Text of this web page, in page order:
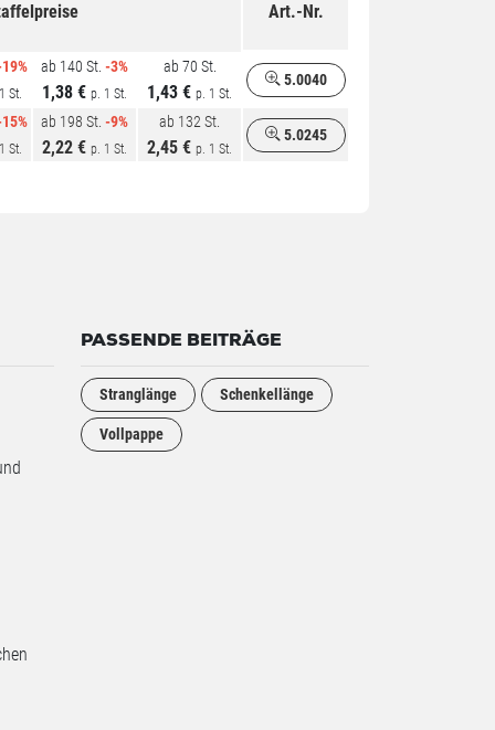
Art.-Nr.
St.
ab 140 St. -3%
1,38 € p. 1 St.
ab 70 St.
1,43 € p. 1 St.
5.0040
St.
ab 198 St. -9%
2,22 € p. 1 St.
ab 132 St.
2,45 € p. 1 St.
5.0245
PASSENDE BEITRÄGE
Stranglänge Schenkellänge
Vollpappe